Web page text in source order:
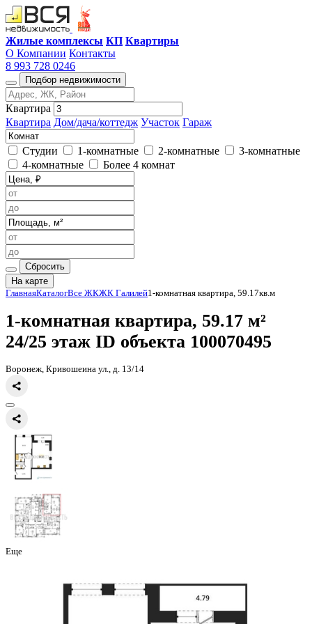
Жилые комплексы КП Квартиры
О Компании Контакты
8 993 728 0246
Подбор недвижимости
Квартира
Квартира Дом/дача/коттедж Участок Гараж
Студии 1-комнатные 2-комнатные
3-комнатные
4-комнатные
Более 4 комнат
Сбросить
На карте
Главная КаталогВсе ЖКЖК Галилей
1-комнатная квартира, 59.17
24/25 этаж
Воронеж, Кривошеина ул., д. 13/14